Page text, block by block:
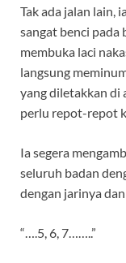
Tak ada jalan lain,
sangat benci pada
membuka laci
langsung
yang diletakkan di
perlu repot-repot
Ia segera
seluruh badan
dengan jarinya
“….5, 6, 7……..”